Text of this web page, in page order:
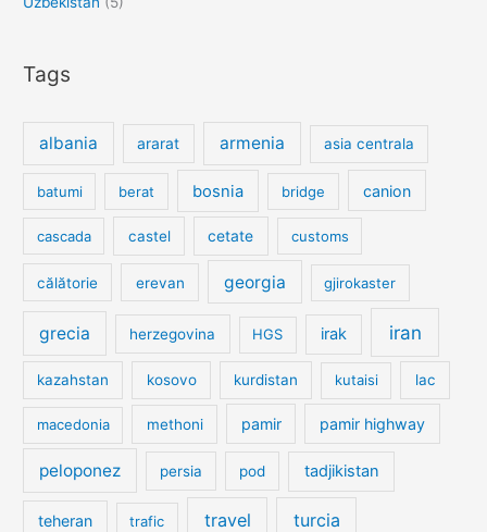
Tags
albania ararat armenia asia centrala
batumi berat bosnia bridge canion
cascada castel cetate customs
călătorie erevan georgia gjirokaster
grecia herzegovina HGS irak iran
kazahstan kosovo kurdistan kutaisi lac
macedonia methoni pamir pamir highway
peloponez persia pod tadjikistan
teheran trafic travel turcia